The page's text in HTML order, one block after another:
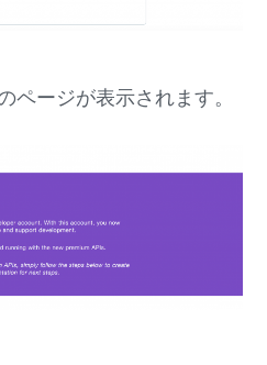
ページが表示されます。